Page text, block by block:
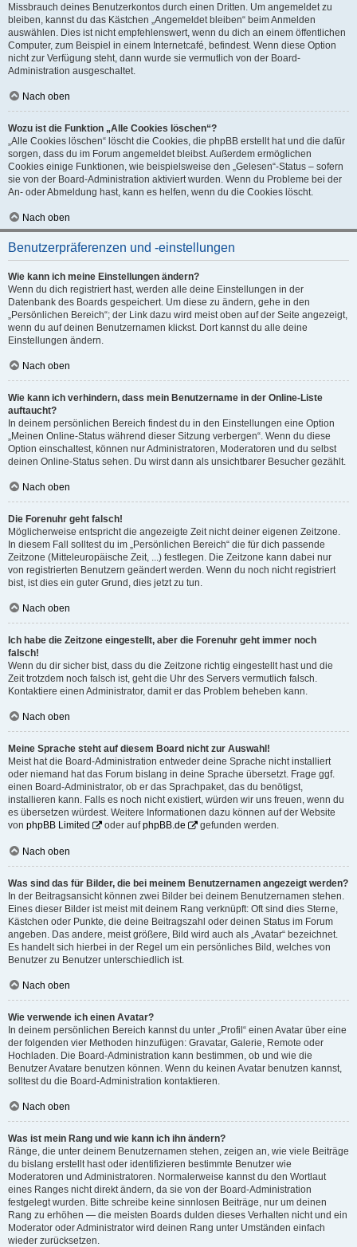
Missbrauch deines Benutzerkontos durch einen Dritten. Um angemeldet zu
bleiben, kannst du das Kästchen „Angemeldet bleiben“ beim Anmelden
auswählen. Dies ist nicht empfehlenswert, wenn du dich an einem öffentlichen
Computer, zum Beispiel in einem Internetcafé, befindest. Wenn diese Option
nicht zur Verfügung steht, dann wurde sie vermutlich von der Board-
Administration ausgeschaltet.
Nach oben
Wozu ist die Funktion „Alle Cookies löschen“?
„Alle Cookies löschen“ löscht die Cookies, die phpBB erstellt hat und die dafür
sorgen, dass du im Forum angemeldet bleibst. Außerdem ermöglichen
Cookies einige Funktionen, wie beispielsweise den „Gelesen“-Status – sofern
sie von der Board-Administration aktiviert wurden. Wenn du Probleme bei der
An- oder Abmeldung hast, kann es helfen, wenn du die Cookies löscht.
Nach oben
Benutzerpräferenzen und -einstellungen
Wie kann ich meine Einstellungen ändern?
Wenn du dich registriert hast, werden alle deine Einstellungen in der
Datenbank des Boards gespeichert. Um diese zu ändern, gehe in den
„Persönlichen Bereich“; der Link dazu wird meist oben auf der Seite angezeigt,
wenn du auf deinen Benutzernamen klickst. Dort kannst du alle deine
Einstellungen ändern.
Nach oben
Wie kann ich verhindern, dass mein Benutzername in der Online-Liste
auftaucht?
In deinem persönlichen Bereich findest du in den Einstellungen eine Option
„Meinen Online-Status während dieser Sitzung verbergen“. Wenn du diese
Option einschaltest, können nur Administratoren, Moderatoren und du selbst
deinen Online-Status sehen. Du wirst dann als unsichtbarer Besucher gezählt.
Nach oben
Die Forenuhr geht falsch!
Möglicherweise entspricht die angezeigte Zeit nicht deiner eigenen Zeitzone.
In diesem Fall solltest du im „Persönlichen Bereich“ die für dich passende
Zeitzone (Mitteleuropäische Zeit, ...) festlegen. Die Zeitzone kann dabei nur
von registrierten Benutzern geändert werden. Wenn du noch nicht registriert
bist, ist dies ein guter Grund, dies jetzt zu tun.
Nach oben
Ich habe die Zeitzone eingestellt, aber die Forenuhr geht immer noch
falsch!
Wenn du dir sicher bist, dass du die Zeitzone richtig eingestellt hast und die
Zeit trotzdem noch falsch ist, geht die Uhr des Servers vermutlich falsch.
Kontaktiere einen Administrator, damit er das Problem beheben kann.
Nach oben
Meine Sprache steht auf diesem Board nicht zur Auswahl!
Meist hat die Board-Administration entweder deine Sprache nicht installiert
oder niemand hat das Forum bislang in deine Sprache übersetzt. Frage ggf.
einen Board-Administrator, ob er das Sprachpaket, das du benötigst,
installieren kann. Falls es noch nicht existiert, würden wir uns freuen, wenn du
es übersetzen würdest. Weitere Informationen dazu können auf der Website
von phpBB Limited oder aufphpBB.de gefunden werden.
Nach oben
Was sind das für Bilder, die bei meinem Benutzernamen angezeigt werden?
In der Beitragsansicht können zwei Bilder bei deinem Benutzernamen stehen.
Eines dieser Bilder ist meist mit deinem Rang verknüpft: Oft sind dies Sterne,
Kästchen oder Punkte, die deine Beitragszahl oder deinen Status im Forum
angeben. Das andere, meist größere, Bild wird auch als „Avatar“ bezeichnet.
Es handelt sich hierbei in der Regel um ein persönliches Bild, welches von
Benutzer zu Benutzer unterschiedlich ist.
Nach oben
Wie verwende ich einen Avatar?
In deinem persönlichen Bereich kannst du unter „Profil“ einen Avatar über eine
der folgenden vier Methoden hinzufügen: Gravatar, Galerie, Remote oder
Hochladen. Die Board-Administration kann bestimmen, ob und wie die
Benutzer Avatare benutzen können. Wenn du keinen Avatar benutzen kannst,
solltest du die Board-Administration kontaktieren.
Nach oben
Was ist mein Rang und wie kann ich ihn ändern?
Ränge, die unter deinem Benutzernamen stehen, zeigen an, wie viele Beiträge
du bislang erstellt hast oder identifizieren bestimmte Benutzer wie
Moderatoren und Administratoren. Normalerweise kannst du den Wortlaut
eines Ranges nicht direkt ändern, da sie von der Board-Administration
festgelegt wurden. Bitte schreibe keine sinnlosen Beiträge, nur um deinen
Rang zu erhöhen — die meisten Boards dulden dieses Verhalten nicht und ein
Moderator oder Administrator wird deinen Rang unter Umständen einfach
wieder zurücksetzen.